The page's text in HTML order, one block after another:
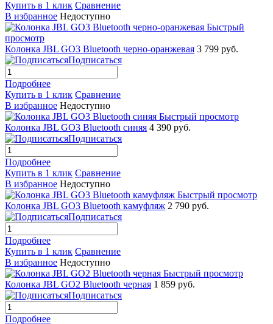
Купить в 1 клик Сравнение
В избранное Недоступно
Быстрый
просмотр
Колонка JBL GO3 Bluetooth черно-оранжевая 3 799 руб.
Подписаться
Подробнее
Купить в 1 клик Сравнение
В избранное Недоступно
Быстрый просмотр
Колонка JBL GO3 Bluetooth синяя 4 390 руб.
Подписаться
Подробнее
Купить в 1 клик Сравнение
В избранное Недоступно
Быстрый просмотр
Колонка JBL GO3 Bluetooth камуфляж 2 790 руб.
Подписаться
Подробнее
Купить в 1 клик Сравнение
В избранное Недоступно
Быстрый просмотр
Колонка JBL GO2 Bluetooth черная 1 859 руб.
Подписаться
Подробнее